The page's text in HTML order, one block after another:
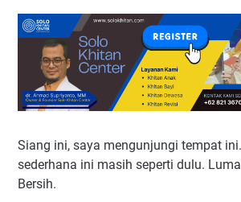
Siang ini, saya mengunjungi tempat
sederhana ini masih seperti dulu.
Bersih.